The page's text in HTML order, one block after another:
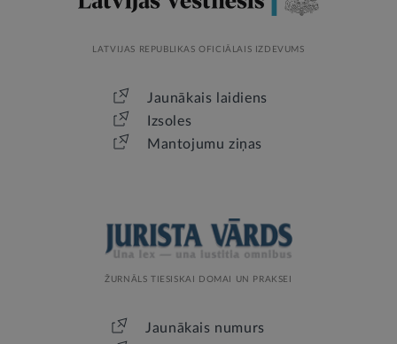
LATVIJAS REPUBLIKAS OFICIĀLAIS IZDEVUMS
Jaunākais laidiens
Izsoles
Mantojumu ziņas
ŽURNĀLS TIESISKAI DOMAI UN PRAKSEI
Jaunākais numurs